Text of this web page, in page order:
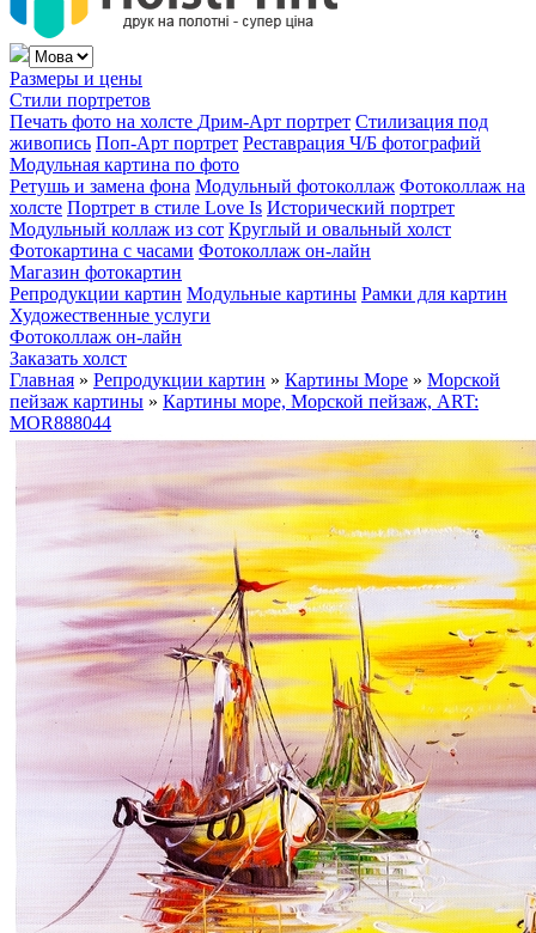
Размеры и цены
Стили портретов
Печать фото на холсте Дрим-Арт портрет Стилизация под
живопись Поп-Арт портрет Реставрация Ч/Б фотографий
Модульная картина по фото
Ретушь и замена фона Модульный фотоколлаж Фотоколлаж на
холсте Портрет в стиле Love Is Исторический портрет
Модульный коллаж из сот Круглый и овальный холст
Фотокартина с часами Фотоколлаж он-лайн
Магазин фотокартин
Репродукции картин Модульные картины Рамки для картин
Художественные услуги
Фотоколлаж он-лайн
Заказать холст
Главная » Репродукции картин » Картины Море » Морской
пейзаж картины » Картины море, Морской пейзаж, ART:
MOR888044